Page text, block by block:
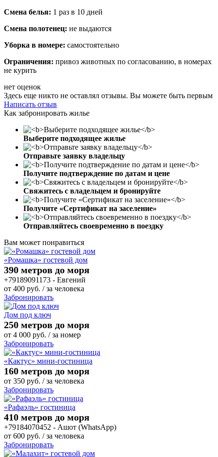
Смена белья: 1 раз в 10 дней
Смена полотенец: не выдаются
Уборка в номере: самостоятельно
Ограничения: привоз животных по согласованию, в номерах
не курить
нет оценок
Здесь еще никто не оставлял отзывы. Вы можете быть первым
Написать отзыв
Как забронировать жилье
Выберите подходящее жилье
Отправьте заявку владельцу
Получите подтверждение по датам и цене
Свяжитесь с владельцем и бронируйте
Получите «Сертификат на заселение»
Отправляйтесь своевременно в поездку
Вам может понравиться
«Ромашка» гостевой дом
390 метров до моря
+79189091173 - Евгений
от 400 руб. / за человека
Забронировать
Дом под ключ
250 метров до моря
от 4 000 руб. / за номер
Забронировать
«Кактус» мини-гостиница
160 метров до моря
от 350 руб. / за человека
Забронировать
«Рафаэль» гостиница
410 метров до моря
+79184070452 - Ашот (WhatsApp)
от 600 руб. / за человека
Забронировать